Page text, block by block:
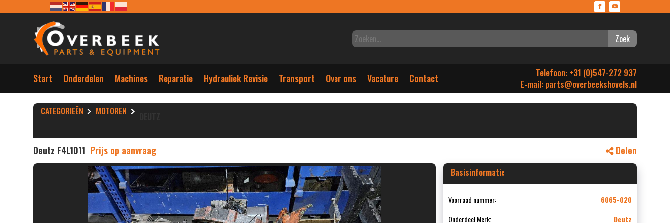
Zoek
Start Onderdelen Machines Reparatie Hydrauliek Revisie Transport Over ons Vacature Contact
Telefoon: +31 (0)547-272 937
E-mail: parts@overbeekshovels.nl
CATEGORIEËN MOTOREN
Deutz F4L1011 Prijs op aanvraag Delen
Basisinformatie
Voorraad nummer:
6065-020
Onderdeel Merk:
Deutz